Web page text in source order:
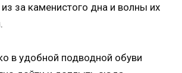
за каменистого дна и волны их
в удобной подводной обуви